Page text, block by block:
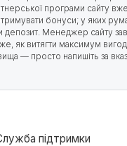
програми сайту
бонуси; у яких
депозит. Менеджер сайту
як витягти максимум
— просто напишіть за
підтримки